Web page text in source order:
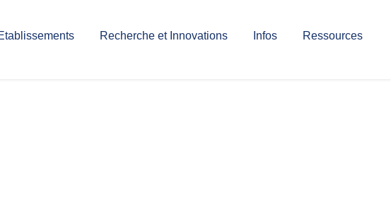
Recherche et Innovations Infos Ressources